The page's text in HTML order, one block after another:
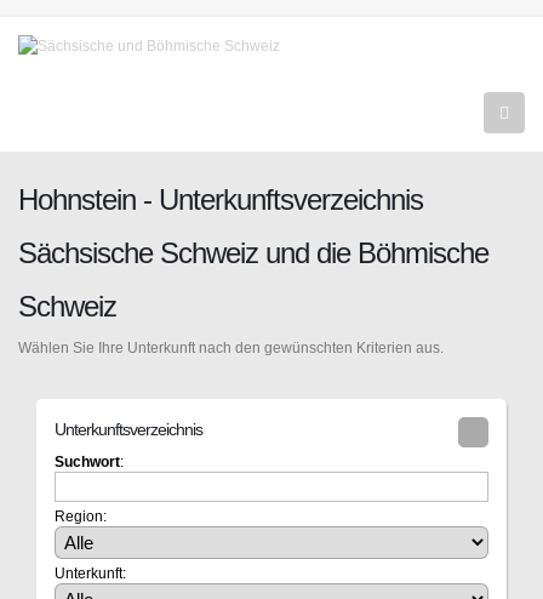
Hohnstein - Unterkunftsverzeichnis
Sächsische Schweiz und die Böhmische
Schweiz
Wählen Sie Ihre Unterkunft nach den gewünschten Kriterien aus.
Unterkunftsverzeichnis
Suchwort:
Region:
Unterkunft: